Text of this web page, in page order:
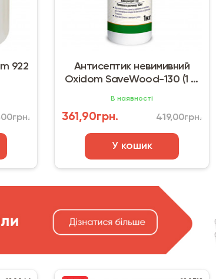
922
Антисептик невимивний
Oxidom SaveWood-130 (1 л)
В наявності
361,90грн. 419,00грн.
У кошик